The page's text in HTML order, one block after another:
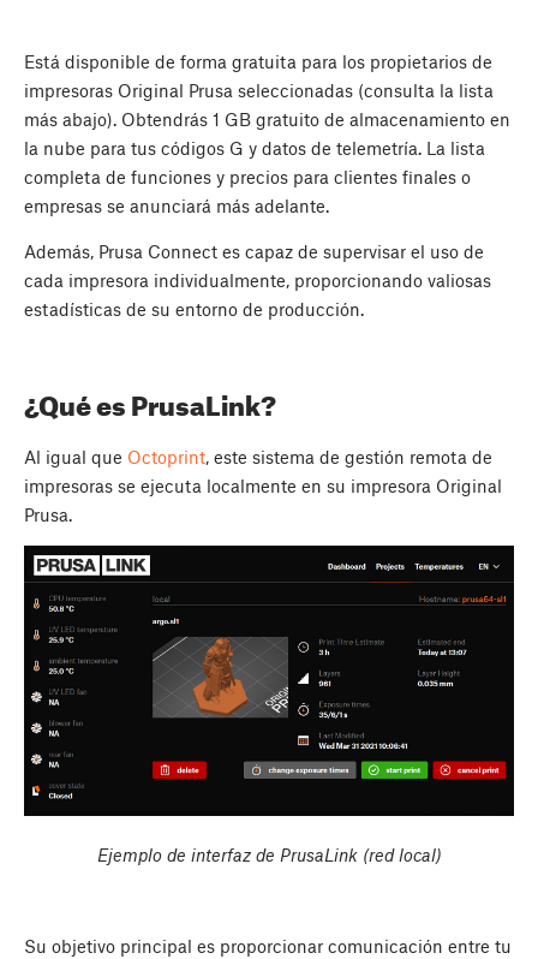
Está disponible de forma gratuita para los propietarios de
impresoras Original Prusa seleccionadas (consulta la lista
más abajo). Obtendrás 1 GB gratuito de almacenamiento en
la nube para tus códigos G y datos de telemetría. La lista
completa de funciones y precios para clientes finales o
empresas se anunciará más adelante.
Además, Prusa Connect es capaz de supervisar el uso de
cada impresora individualmente, proporcionando valiosas
estadísticas de su entorno de producción.
¿Qué es PrusaLink?
Al igual que Octoprint, este sistema de gestión remota de
impresoras se ejecuta localmente en su impresora Original
Prusa.
Ejemplo de interfaz de PrusaLink (red local)
Su objetivo principal es proporcionar comunicación entre tu